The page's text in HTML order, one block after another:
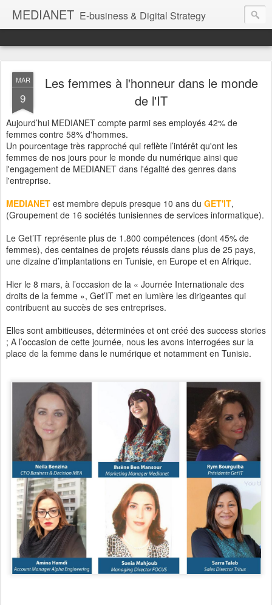
MEDIANET E-business & Digital Strategy
MAR
9
Les femmes à l'honneur dans le monde
de l'IT
Aujourd’hui MEDIANET compte parmi ses employés 42% de
femmes contre 58% d'hommes.
Un pourcentage très rapproché qui reflète l’intérêt qu'ont les
femmes de nos jours pour le monde du numérique ainsi que
l'engagement de MEDIANET dans l'égalité des genres dans
l'entreprise.
MEDIANET est membre depuis presque 10 ans du GET'IT,
(Groupement de 16 sociétés tunisiennes de services informatique).
Le Get’IT représente plus de 1.800 compétences (dont 45% de
femmes), des centaines de projets réussis dans plus de 25 pays,
une dizaine d’implantations en Tunisie, en Europe et en Afrique.
Hier le 8 mars, à l’occasion de la « Journée Internationale des
droits de la femme », Get’IT met en lumière les dirigeantes qui
contribuent au succès de ses entreprises.
Elles sont ambitieuses, déterminées et ont créé des success stories
; A l’occasion de cette journée, nous les avons interrogées sur la
place de la femme dans le numérique et notamment en Tunisie.